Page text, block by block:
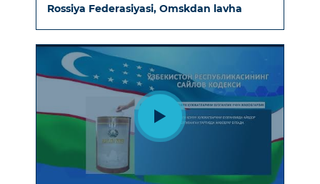
Rossiya Federasiyasi, Omskdan lavha